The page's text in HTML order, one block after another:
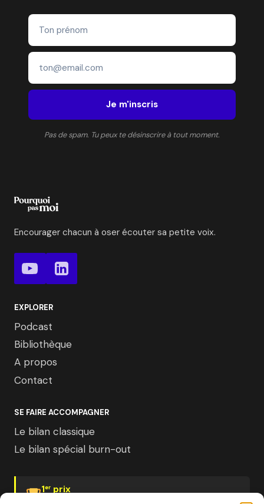
Je m'inscris
Pas de spam. Tu peux te désinscrire à tout moment.
Encourager chacun à oser écouter sa petite voix.
EXPLORER
Podcast
Bibliothèque
A propos
Contact
SE FAIRE ACCOMPAGNER
Le bilan classique
Le bilan spécial burn-out
1er prix